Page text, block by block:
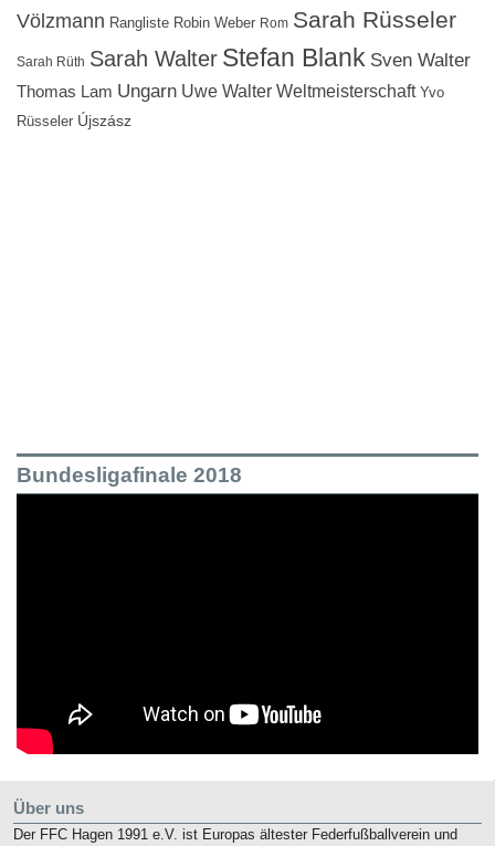
Völzmann Rangliste Robin Weber Rom Sarah Rüsseler
Sarah Rüth Sarah Walter Stefan Blank Sven Walter
Thomas Lam Ungarn Uwe Walter Weltmeisterschaft Yvo
Rüsseler Újszász
Bundesligafinale 2018
Über uns
Der FFC Hagen 1991 e.V. ist Europas ältester Federfußballverein und